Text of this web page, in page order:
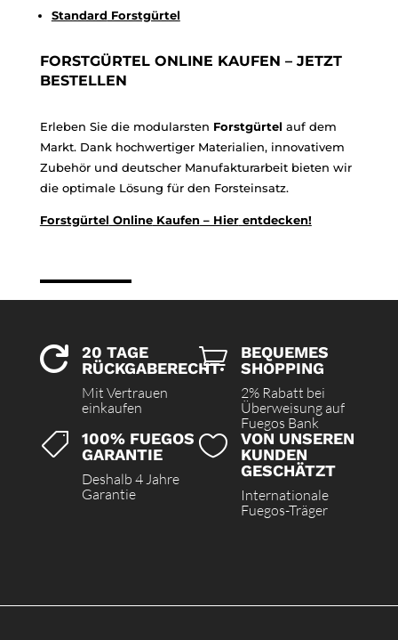
Standard Forstgürtel
FORSTGÜRTEL ONLINE KAUFEN – JETZT
BESTELLEN
Erleben Sie die modularsten Forstgürtel auf dem
Markt. Dank hochwertiger Materialien, innovativem
Zubehör und deutscher Manufakturarbeit bieten wir
die optimale Lösung für den Forsteinsatz.
Forstgürtel OnlineKaufen– Hierentdecken!

20 TAGE
RÜCKGABERECHT
Mit Vertrauen
einkaufen

BEQUEMES
SHOPPING
2% Rabatt bei
Überweisung auf
Fuegos Bank

100% FUEGOS
GARANTIE
Deshalb 4 Jahre
Garantie

VON UNSEREN
KUNDEN
GESCHÄTZT
Internationale
Fuegos-Träger